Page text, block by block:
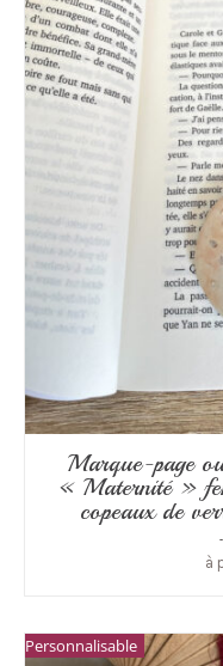
Marque-page
« Maternité »
copeaux de
à
Personnalisable